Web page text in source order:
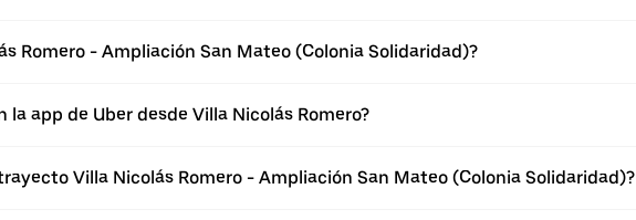
Romero - Ampliación San Mateo (Colonia Solidaridad)?
app de Uber desde Villa Nicolás Romero?
Villa Nicolás Romero - Ampliación San Mateo (Colonia Solidaridad)?